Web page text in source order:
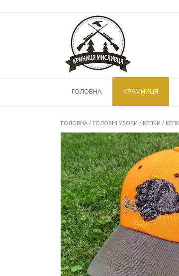
ГОЛОВНА КРАМНИЦЯ
ГОЛОВНА / ГОЛОВНІ УБОРИ / КЕПКИ /